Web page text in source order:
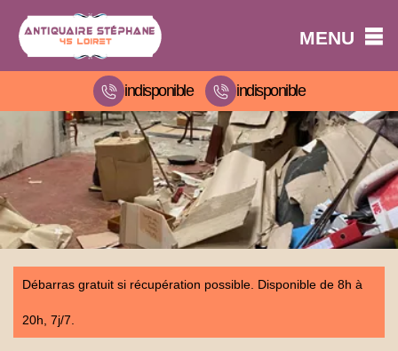
MENU
indisponible indisponible
Débarras gratuit si récupération possible. Disponible de 8h à
20h, 7j/7.